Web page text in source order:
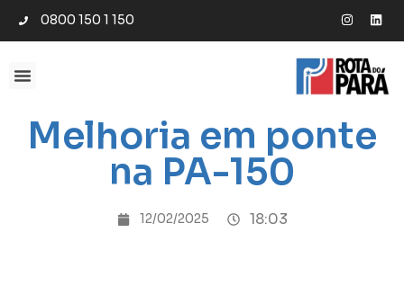
0800 150 1 150
Melhoria em ponte
na PA-150
12/02/2025 18:03